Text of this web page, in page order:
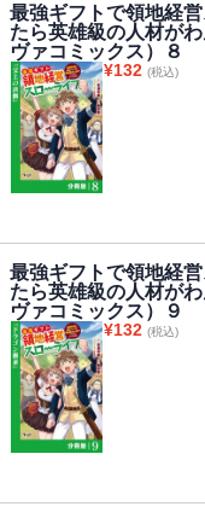
最強ギフトで領地経
たら英雄級の人材が
ヴァコミックス）８
¥132 (税込)
最強ギフトで領地経
たら英雄級の人材が
ヴァコミックス）９
¥132 (税込)